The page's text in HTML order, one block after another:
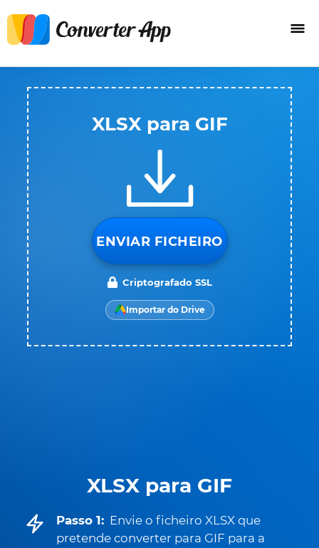
XLSX para GIF
Passo 1: Envie o ficheiro XLSX que
pretende converter para GIF para a
XLSX para GIF
ENVIAR FICHEIRO
Criptografado SSL
Importar do Drive